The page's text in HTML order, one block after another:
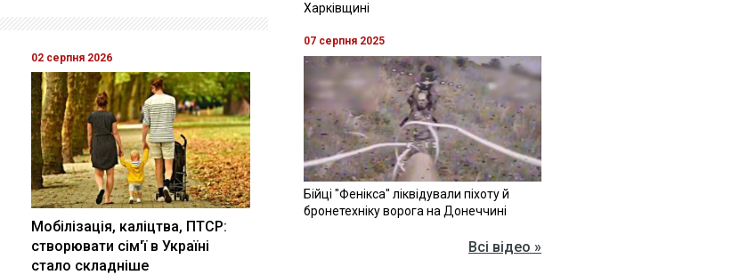
02 серпня 2026
Мобілізація, каліцтва, ПТСР:
створювати сім'ї в Україні
стало складніше
Харківщині
07 серпня 2025
Бійці "Фенікса" ліквідували піхоту й
бронетехніку ворога на Донеччині
Всі відео »